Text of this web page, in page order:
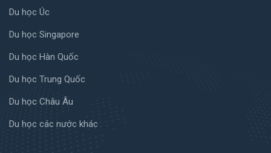
Du học Úc
Du học Singapore
Du học Hàn Quốc
Du học Trung Quốc
Du học Châu Âu
Du học các nước khác